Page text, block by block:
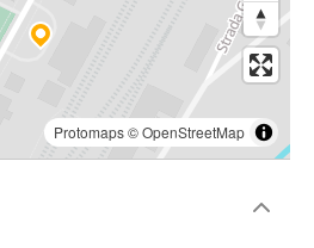
Protomaps©OpenStreetMap